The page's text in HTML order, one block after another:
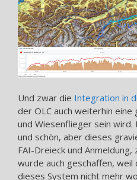
Und zwar die Integration in
der OLC auch weiterhin eine
und Wiesenflieger sein wird.
und schön, aber dieses
FAI-Dreieck und
wurde auch geschaffen,
dieses System nicht mehr